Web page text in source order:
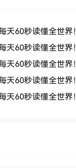
天60秒读懂全世界！
天60秒读懂全世界！
天60秒读懂全世界！
天60秒读懂全世界！
天60秒读懂全世界！